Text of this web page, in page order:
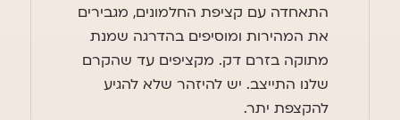
התאחדה עם קציפת החלמונים, מגבירים
את המהירות ומוסיפים בהדרגה שמנת
מתוקה בזרם דק. מקציפים עד שהקרם
שלנו התייצב. יש להיזהר שלא להגיע
להקצפת יתר.